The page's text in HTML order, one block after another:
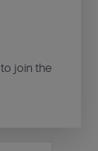
to join the